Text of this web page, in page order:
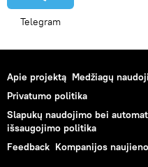
Telegram
Apie projektą Medžiagų
Privatumo politika
Slapukų naudojimo bei
išsaugojimo politika
Feedback Kompanijos